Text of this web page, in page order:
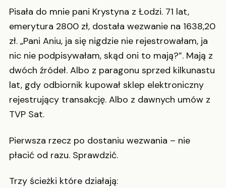
Pisała do mnie pani Krystyna z Łodzi. 71 lat,
emerytura 2800 zł, dostała wezwanie na 1638,20
zł. „Pani Aniu, ja się nigdzie nie rejestrowałam, ja
nic nie podpisywałam, skąd oni to mają?”. Mają z
dwóch źródeł. Albo z paragonu sprzed kilkunastu
lat, gdy odbiornik kupował sklep elektroniczny
rejestrujący transakcję. Albo z dawnych umów z
TVP Sat.
Pierwsza rzecz po dostaniu wezwania – nie
płacić od razu. Sprawdzić.
Trzy ścieżki które działają: